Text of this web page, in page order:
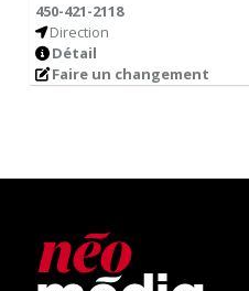
450-421-2118
Direction
Détail
Faire un changement